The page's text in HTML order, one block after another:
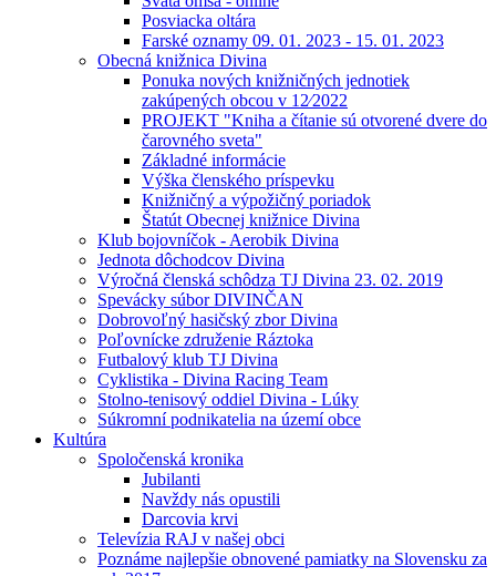
Posviacka oltára
Farské oznamy 09. 01. 2023 - 15. 01. 2023
Obecná knižnica Divina
Ponuka nových knižničných jednotiek
zakúpených obcou v 12⁄2022
PROJEKT "Kniha a čítanie sú otvorené dvere do
čarovného sveta"
Základné informácie
Výška členského príspevku
Knižničný a výpožičný poriadok
Štatút Obecnej knižnice Divina
Klub bojovníčok - Aerobik Divina
Jednota dôchodcov Divina
Výročná členská schôdza TJ Divina 23. 02. 2019
Spevácky súbor DIVINČAN
Dobrovoľný hasičský zbor Divina
Poľovnícke združenie Ráztoka
Futbalový klub TJ Divina
Cyklistika - Divina Racing Team
Stolno-tenisový oddiel Divina - Lúky
Súkromní podnikatelia na území obce
Kultúra
Spoločenská kronika
Jubilanti
Navždy nás opustili
Darcovia krvi
Televízia RAJ v našej obci
Poznáme najlepšie obnovené pamiatky na Slovensku za